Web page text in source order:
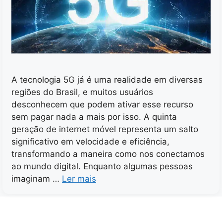
A tecnologia 5G já é uma realidade em diversas
regiões do Brasil, e muitos usuários
desconhecem que podem ativar esse recurso
sem pagar nada a mais por isso. A quinta
geração de internet móvel representa um salto
significativo em velocidade e eficiência,
transformando a maneira como nos conectamos
ao mundo digital. Enquanto algumas pessoas
imaginam … Ler mais